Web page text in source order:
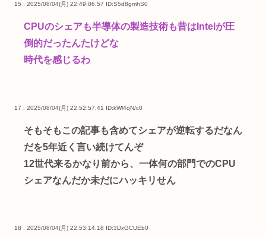
15 : 2025/08/04(月) 22:49:06.57 ID:S5d8gmhS0
CPUのシェアも半導体の製造技術も昔はIntelが圧
倒的だったんたけどな
時代を感じるわ
17 : 2025/08/04(月) 22:52:57.41 ID:kWl4qN/c0
そもそもこの記事も含めてシェアが逆転するだなん
だを5年近く言い続けてんぞ
12世代来るかなり前から、一体何の部門でのCPU
シェアなんだか未だにハッキリせん
18 : 2025/08/04(月) 22:53:14.18 ID:3DxGCUEb0